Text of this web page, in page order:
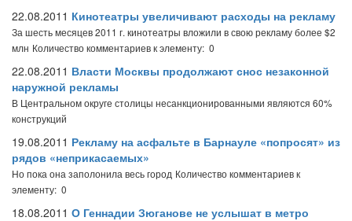
22.08.2011 Кинотеатры увеличивают расходы на рекламу
За шесть месяцев 2011 г. кинотеатры вложили в свою рекламу более $2
млн Количество комментариев к элементу: 0
22.08.2011 Власти Москвы продолжают снос незаконной
наружной рекламы
В Центральном округе столицы несанкционированными являются 60%
конструкций
19.08.2011 Рекламу на асфальте в Барнауле «попросят» из
рядов «неприкасаемых»
Но пока она заполонила весь город Количество комментариев к
элементу: 0
18.08.2011 О Геннадии Зюганове не услышат в метро